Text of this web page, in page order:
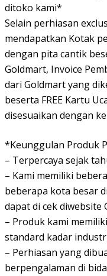
ditoko kami*
Selain perhiasan
mendapatkan Kotak
dengan pita cantik
Goldmart, Invoice
dari Goldmart yang
beserta FREE Kartu
disesuaikan dengan
*Keunggulan Produk
– Terpercaya sejak
– Kami memiliki
beberapa kota besar
dapat di cek diwebsite
– Produk kami
standard kadar
– Perhiasan yang
berpengalaman di